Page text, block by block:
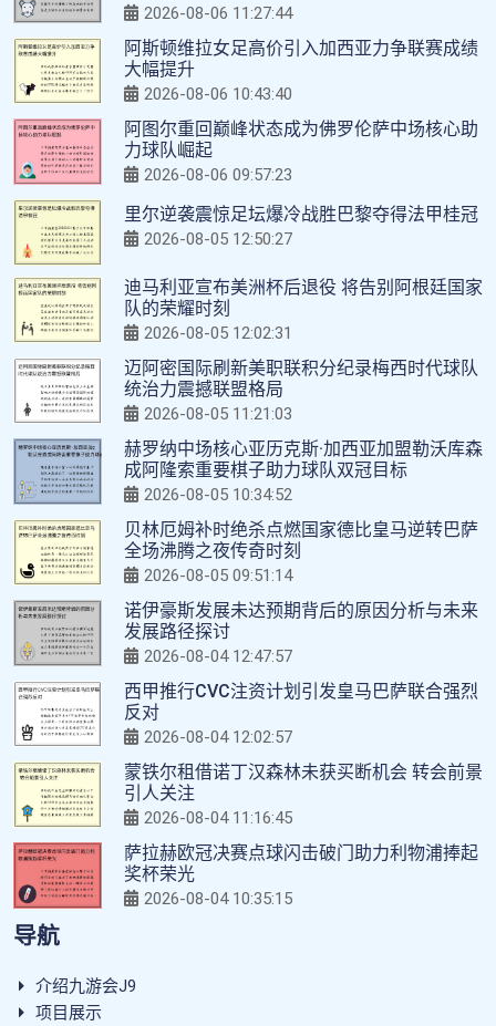
2026-08-06 11:27:44
阿斯顿维拉女足高价引入加西亚力争联赛成绩
大幅提升
2026-08-06 10:43:40
阿图尔重回巅峰状态成为佛罗伦萨中场核心助
力球队崛起
2026-08-06 09:57:23
里尔逆袭震惊足坛爆冷战胜巴黎夺得法甲桂冠
2026-08-05 12:50:27
迪马利亚宣布美洲杯后退役 将告别阿根廷国家
队的荣耀时刻
2026-08-05 12:02:31
迈阿密国际刷新美职联积分纪录梅西时代球队
统治力震撼联盟格局
2026-08-05 11:21:03
赫罗纳中场核心亚历克斯·加西亚加盟勒沃库森
成阿隆索重要棋子助力球队双冠目标
2026-08-05 10:34:52
贝林厄姆补时绝杀点燃国家德比皇马逆转巴萨
全场沸腾之夜传奇时刻
2026-08-05 09:51:14
诺伊豪斯发展未达预期背后的原因分析与未来
发展路径探讨
2026-08-04 12:47:57
西甲推行CVC注资计划引发皇马巴萨联合强烈
反对
2026-08-04 12:02:57
蒙铁尔租借诺丁汉森林未获买断机会 转会前景
引人关注
2026-08-04 11:16:45
萨拉赫欧冠决赛点球闪击破门助力利物浦捧起
奖杯荣光
2026-08-04 10:35:15
导航
介绍九游会J9
项目展示